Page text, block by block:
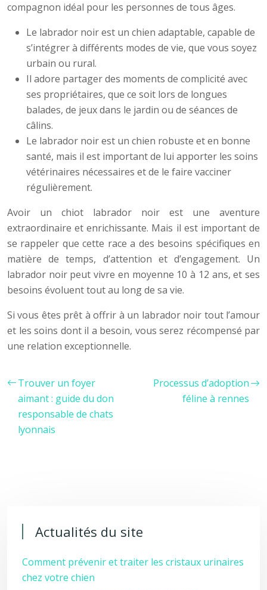
compagnon idéal pour les personnes de tous âges.
Le labrador noir est un chien adaptable, capable de
s’intégrer à différents modes de vie, que vous soyez
urbain ou rural.
Il adore partager des moments de complicité avec
ses propriétaires, que ce soit lors de longues
balades, de jeux dans le jardin ou de séances de
câlins.
Le labrador noir est un chien robuste et en bonne
santé, mais il est important de lui apporter les soins
vétérinaires nécessaires et de le faire vacciner
régulièrement.
Avoir un chiot labrador noir est une aventure
extraordinaire et enrichissante. Mais il est important de
se rappeler que cette race a des besoins spécifiques en
matière de temps, d’attention et d’engagement. Un
labrador noir peut vivre en moyenne 10 à 12 ans, et ses
besoins évoluent tout au long de sa vie.
Si vous êtes prêt à offrir à un labrador noir tout l’amour
et les soins dont il a besoin, vous serez récompensé par
une relation exceptionnelle.
Trouver un foyer
aimant : guide du don
responsable de chats
lyonnais
Processus d’adoption
féline à rennes
Actualités du site
Comment prévenir et traiter les cristaux urinaires
chez votre chien